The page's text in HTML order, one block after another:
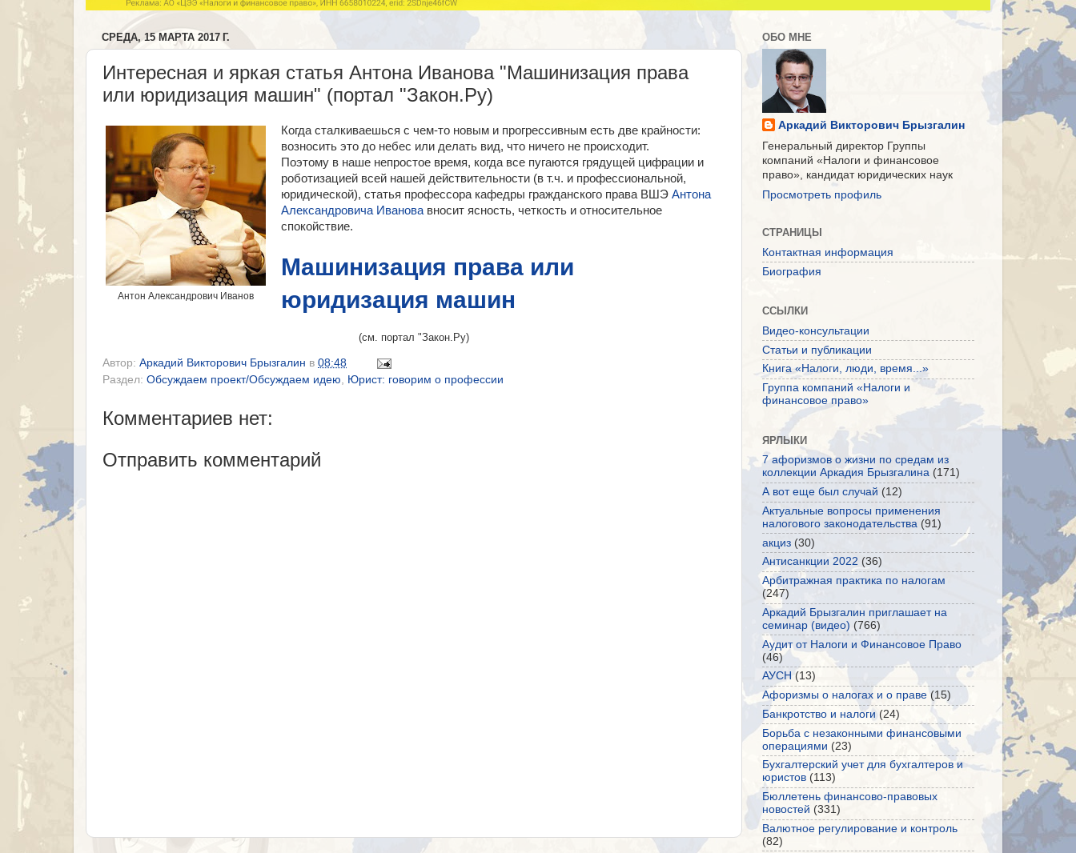
СРЕДА, 15 МАРТА 2017 Г.
Интересная и яркая статья Антона Иванова "Машинизация права
или юридизация машин" (портал "Закон.Ру)
Антон Александрович Иванов
Когда сталкиваешься с чем-то новым и прогрессивным есть две крайности:
возносить это до небес или делать вид, что ничего не происходит.
Поэтому в наше непростое время, когда все пугаются грядущей цифрации и
роботизацией всей нашей действительности (в т.ч. и профессиональной,
юридической), статья профессора кафедры гражданского права ВШЭ Антона
Александровича Иванова вносит ясность, четкость и относительное
спокойствие.
Машинизация права или
юридизация машин
(см. портал "Закон.Ру)
Автор: Аркадий Викторович Брызгалин в 08:48
Раздел: Обсуждаем проект/Обсуждаем идею Юрист: говорим о профессии
Комментариев нет:
Отправить комментарий
ОБО МНЕ
Аркадий Викторович Брызгалин
Генеральный директор Группы
компаний «Налоги и финансовое
право», кандидат юридических наук
Просмотреть профиль
СТРАНИЦЫ
Контактная информация
Биография
ССЫЛКИ
Видео-консультации
Статьи и публикации
Книга «Налоги, люди, время...»
Группа компаний «Налоги и
финансовое право»
ЯРЛЫКИ
7 афоризмов о жизни по средам из
коллекции Аркадия Брызгалина (171)
А вот еще был случай (12)
Актуальные вопросы применения
налогового законодательства (91)
акциз (30)
Антисанкции 2022 (36)
Арбитражная практика по налогам
(247)
Аркадий Брызгалин приглашает на
семинар (видео) (766)
Аудит от Налоги и Финансовое Право
(46)
АУСН (13)
Афоризмы о налогах и о праве (15)
Банкротство и налоги (24)
Борьба с незаконными финансовыми
операциями (23)
Бухгалтерский учет для бухгалтеров и
юристов (113)
Бюллетень финансово-правовых
новостей (331)
Валютное регулирование и контроль
(82)